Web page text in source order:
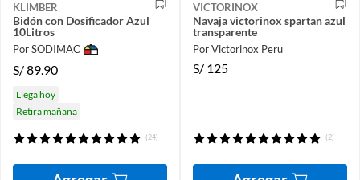
KLIMBER
Bidón con Dosificador Azul
10Litros
Por SODIMAC
S/89.90
Llega hoy
Retira mañana
(24)
VICTORINOX
Navaja victorinox spartan azul
transparente
Por Victorinox Peru
S/ 125
(2)